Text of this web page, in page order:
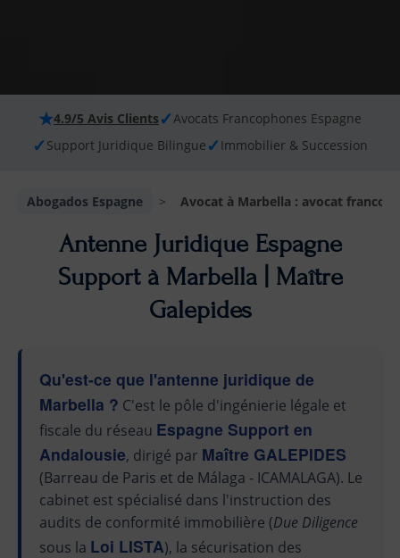
★4.9/5 Avis Clients ✓Avocats Francophones Espagne
✓ Support Juridique Bilingue ✓ Immobilier & Succession
Abogados Espagne > Avocat à Marbella : avocat
Antenne Juridique Espagne
Support à Marbella | Maître
Galepides
Qu'est-ce que l'antenne juridique de
Marbella ? C'est le pôle d'ingénierie légale et
fiscale du réseau Espagne Support en
Andalousie, dirigé par Maître GALEPIDES
(Barreau de Paris et de Málaga - ICAMALAGA). Le
cabinet est spécialisé dans l'instruction des
audits de conformité immobilière (Due Diligence
sous la Loi LISTA), la sécurisation des